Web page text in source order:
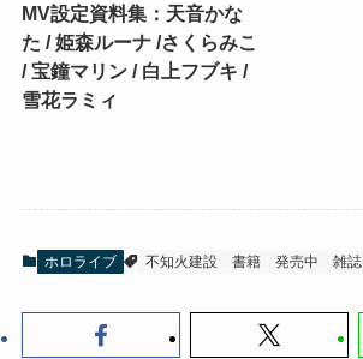
MV設定資料集：天音かな
た / 姫森ルーナ /さくらみこ
/ 宝鐘マリン / 白上フブキ /
雪花ラミィ
ホロライブ 不知火建設 書籍 発売中 雑誌